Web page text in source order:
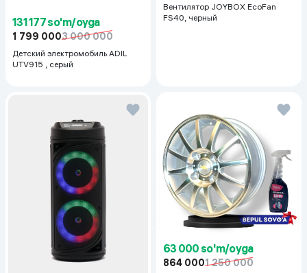
131 177 so'm/oyga
1 799 0003 000 000
Детский электромобиль ADIL
UTV915 , серый
Вентилятор JOYBOX EcoFan
FS40, черный
63 000 so'm/oyga
864 0001 250 000